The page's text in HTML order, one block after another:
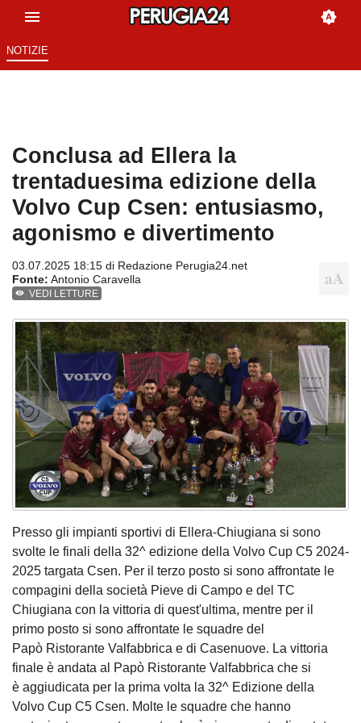
NOTIZIE
Conclusa ad Ellera la
trentaduesima edizione della
Volvo Cup Csen: entusiasmo,
agonismo e divertimento
03.07.2025 18:15 di Redazione Perugia24.net
Fonte: Antonio Caravella
VEDI LETTURE
Presso gli impianti sportivi di Ellera-Chiugiana si sono
svolte le finali della 32^ edizione della Volvo Cup C5 2024-
2025 targata Csen. Per il terzo posto si sono affrontate le
compagini della società Pieve di Campo e del TC
Chiugiana con la vittoria di quest'ultima, mentre per il
primo posto si sono affrontate le squadre del
Papò Ristorante Valfabbrica e di Casenuove. La vittoria
finale è andata al Papò Ristorante Valfabbrica che si
è aggiudicata per la prima volta la 32^ Edizione della
Volvo Cup C5 Csen. Molte le squadre che hanno